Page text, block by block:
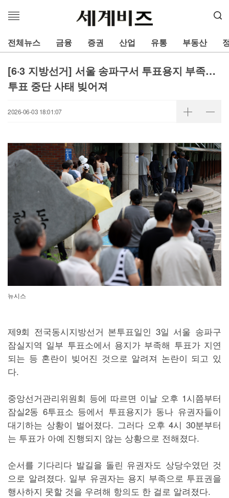
메
열
기
전체뉴스 금융 증권 산업 유통 부동산
[6·3 지방선거] 서울 송파구서 투표용지 부족…
투표 중단 사태 빚어져
2026-06-03 18:01:07
뉴시스
제9회 전국동시지방선거 본투표일인 3일 서울 송파구
잠실지역 일부 투표소에서 용지가 부족해 투표가 지연
되는 등 혼란이 빚어진 것으로 알려져 논란이 되고 있
다.
중앙선거관리위원회 등에 따르면 이날 오후 1시쯤부터
잠실2동 6투표소 등에서 투표용지가 동나 유권자들이
대기하는 상황이 벌어졌다. 그러다 오후 4시 30분부터
는 투표가 아예 진행되지 않는 상황으로 전해졌다.
순서를 기다리다 발길을 돌린 유권자도 상당수였던 것
으로 알려졌다. 일부 유권자는 용지 부족으로 투표권을
행사하지 못할 것을 우려해 항의도 한 걸로 알려졌다.